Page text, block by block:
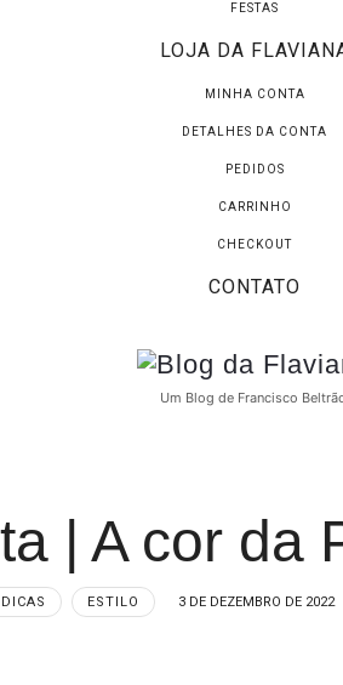
FESTAS
LOJA DA
MINHA CONTA
DETALHES DA CONTA
PEDIDOS
CARRINHO
CHECKOUT
CONTATO
Blog
daUm Blog de Francisco
| A cor da
DICAS ESTILO 3 DE DEZEMBRO DE 2022